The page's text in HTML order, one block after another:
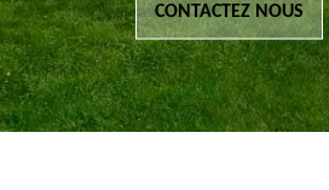
CONTACTEZ NOUS